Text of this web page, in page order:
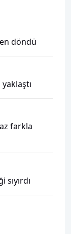
döndü
farkla